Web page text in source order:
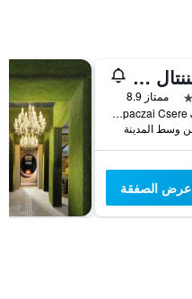
إنتركونتيننتال بودابست
ممتاز 8.9
Apaczai Csere Janos 12-14, بودابست, هنغاريا
عرض الصفقة